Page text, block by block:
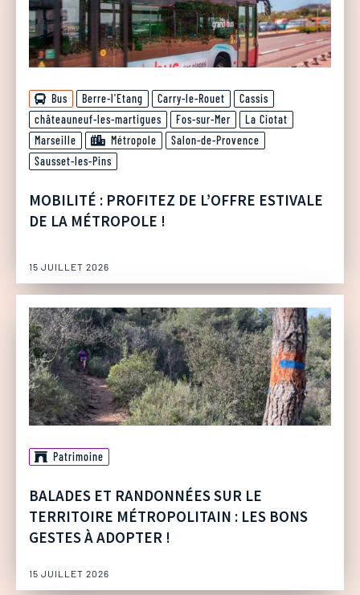
Bus Berre-l'Etang Carry-le-Rouet
Cassis
châteauneuf-les-martigues
Fos-sur-Mer
La Ciotat
Marseille
Métropole
Salon-de-Provence
Sausset-les-Pins
MOBILITÉ : PROFITEZ DE L’OFFRE ESTIVALE
DE LA MÉTROPOLE !
15 JUILLET 2026
Patrimoine
BALADES ET RANDONNÉES SUR LE
TERRITOIRE MÉTROPOLITAIN : LES BONS
GESTES À ADOPTER !
15 JUILLET 2026